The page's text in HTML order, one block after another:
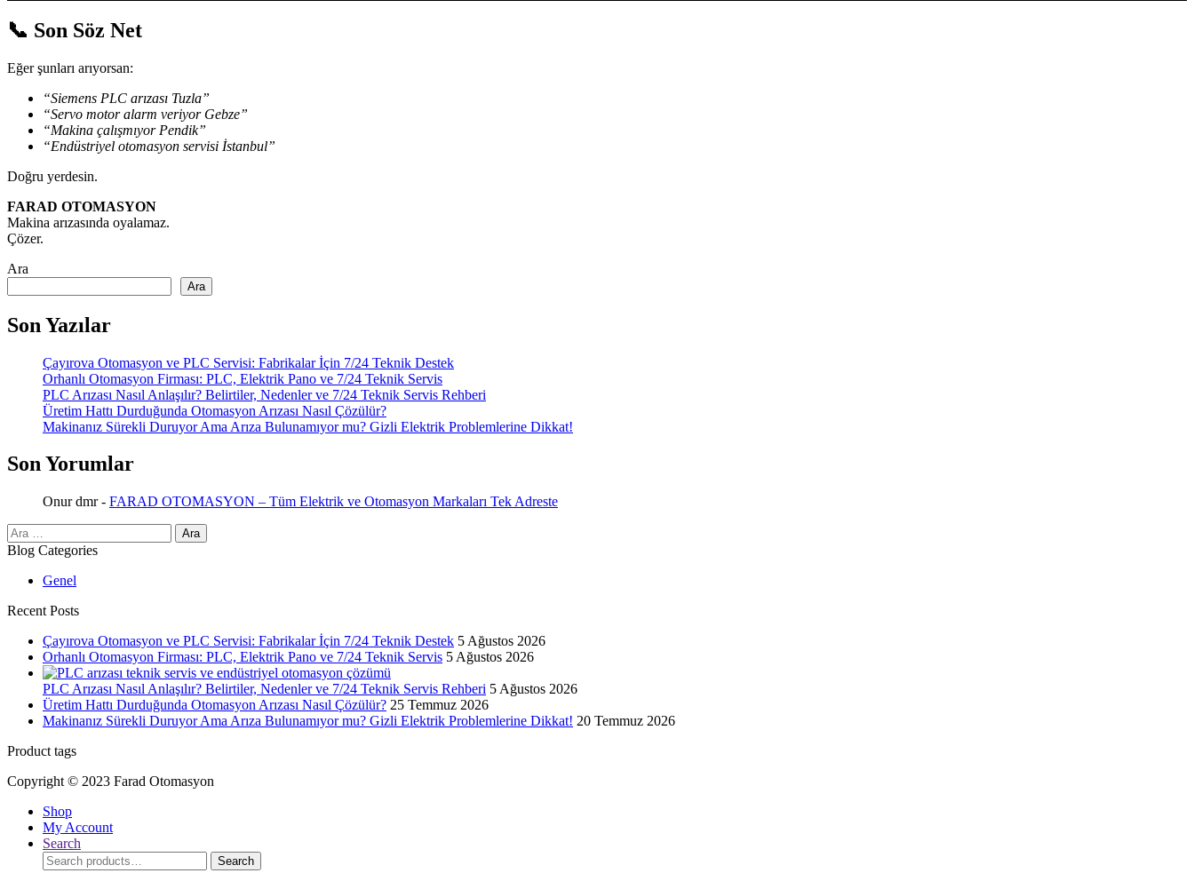
📞 Son Söz Net
Eğer şunları arıyorsan:
“Siemens PLC arızası Tuzla”
“Servo motor alarm veriyor Gebze”
“Makina çalışmıyor Pendik”
“Endüstriyel otomasyon servisi İstanbul”
Doğru yerdesin.
FARAD OTOMASYON
Makina arızasında oyalamaz.
Çözer.
Ara
Ara
Son Yazılar
Çayırova Otomasyon ve PLC Servisi: Fabrikalar İçin 7/24 Teknik Destek
Orhanlı Otomasyon Firması: PLC, Elektrik Pano ve 7/24 Teknik Servis
PLC Arızası Nasıl Anlaşılır? Belirtiler, Nedenler ve 7/24 Teknik Servis Rehberi
Üretim Hattı Durduğunda Otomasyon Arızası Nasıl Çözülür?
Makinanız Sürekli Duruyor Ama Arıza Bulunamıyor mu? Gizli Elektrik Problemlerine Dikkat!
Son Yorumlar
Onur dmr- FARAD OTOMASYON – Tüm Elektrik ve Otomasyon Markaları Tek Adreste
Arama:
Blog Categories
Genel
Recent Posts
Çayırova Otomasyon ve PLC Servisi: Fabrikalar İçin 7/24 Teknik Destek 5 Ağustos 2026
Orhanlı Otomasyon Firması: PLC, Elektrik Pano ve 7/24 Teknik Servis 5 Ağustos 2026
PLC Arızası Nasıl Anlaşılır? Belirtiler, Nedenler ve 7/24 Teknik Servis Rehberi 5 Ağustos 2026
Üretim Hattı Durduğunda Otomasyon Arızası Nasıl Çözülür? 25 Temmuz 2026
Makinanız Sürekli Duruyor Ama Arıza Bulunamıyor mu? Gizli Elektrik Problemlerine Dikkat! 20 Temmuz 2026
Product tags
Copyright © 2023 Farad Otomasyon
Shop
My Account
Search
Search
for:
Search